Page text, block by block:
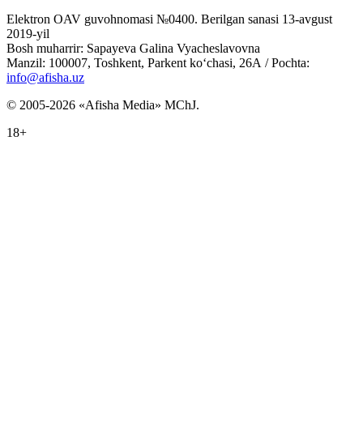
Elektron OAV guvohnomasi №0400. Berilgan sanasi 13-avgust
2019-yil
Bosh muharrir: Sapayeva Galina Vyacheslavovna
Manzil: 100007, Toshkent, Parkent ko‘chasi, 26А / Pochta:
info@afisha.uz
© 2005-2026 «Afisha Media» MChJ.
18+